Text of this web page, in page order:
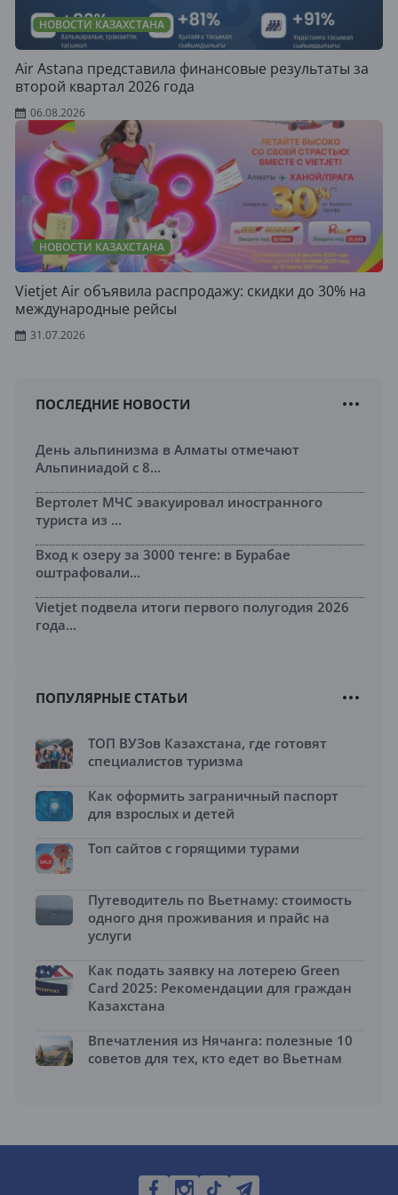
НОВОСТИ КАЗАХСТАНА
Air Astana представила финансовые результаты за
второй квартал 2026 года
06.08.2026
НОВОСТИ КАЗАХСТАНА
Vietjet Air объявила распродажу: скидки до 30% на
международные рейсы
31.07.2026
ПОСЛЕДНИЕ НОВОСТИ
День альпинизма в Алматы отмечают
Альпиниадой с 8...
Вертолет МЧС эвакуировал иностранного
туриста из ...
Вход к озеру за 3000 тенге: в Бурабае
оштрафовали...
Vietjet подвела итоги первого полугодия 2026
года...
ПОПУЛЯРНЫЕ СТАТЬИ
ТОП ВУЗов Казахстана, где готовят
специалистов туризма
Как оформить заграничный паспорт
для взрослых и детей
Топ сайтов с горящими турами
Путеводитель по Вьетнаму: стоимость
одного дня проживания и прайс на
услуги
Как подать заявку на лотерею Green
Card 2025: Рекомендации для граждан
Казахстана
Впечатления из Нячанга: полезные 10
советов для тех, кто едет во Вьетнам